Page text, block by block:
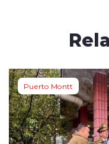
Puerto Montt